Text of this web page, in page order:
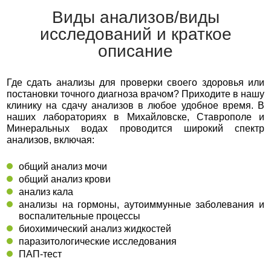
Виды анализов/виды
исследований и краткое
описание
Где сдать анализы для проверки своего здоровья или
постановки точного диагноза врачом? Приходите в нашу
клинику на сдачу анализов в любое удобное время. В
наших лабораториях в Михайловске, Ставрополе и
Минеральных водах проводится широкий спектр
анализов, включая:
общий анализ мочи
общий анализ крови
анализ кала
анализы на гормоны, аутоиммунные заболевания и
воспалительные процессы
биохимический анализ жидкостей
паразитологические исследования
ПАП-тест